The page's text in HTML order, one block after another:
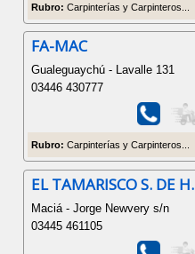
Rubro: Carpinterías y Carpinteros...
FA-MAC
Gualeguaychú - Lavalle 131
03446 430777
Rubro: Carpinterías y Carpinteros...
EL TAMARISCO S. DE H.
Maciá - Jorge Newvery s/n
03445 461105